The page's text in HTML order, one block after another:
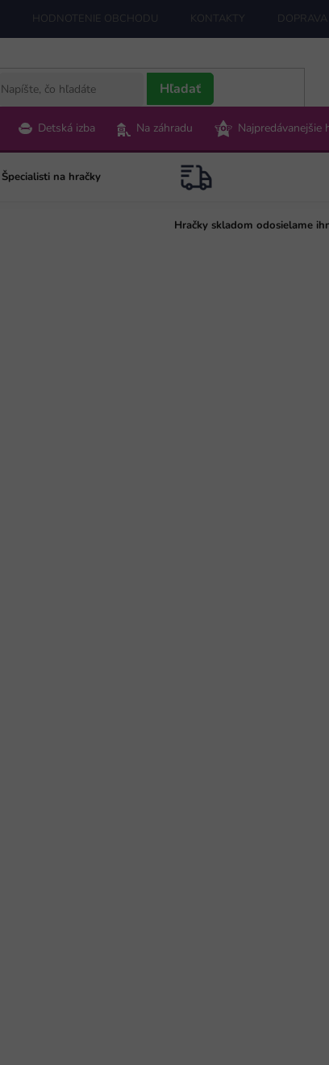
HODNOTENIE OBCHODU KONTAKTY
Hľadať
Detská izba Na záhradu Najpredávanejšie
Špecialisti na hračky
Hračky skladom odosielame